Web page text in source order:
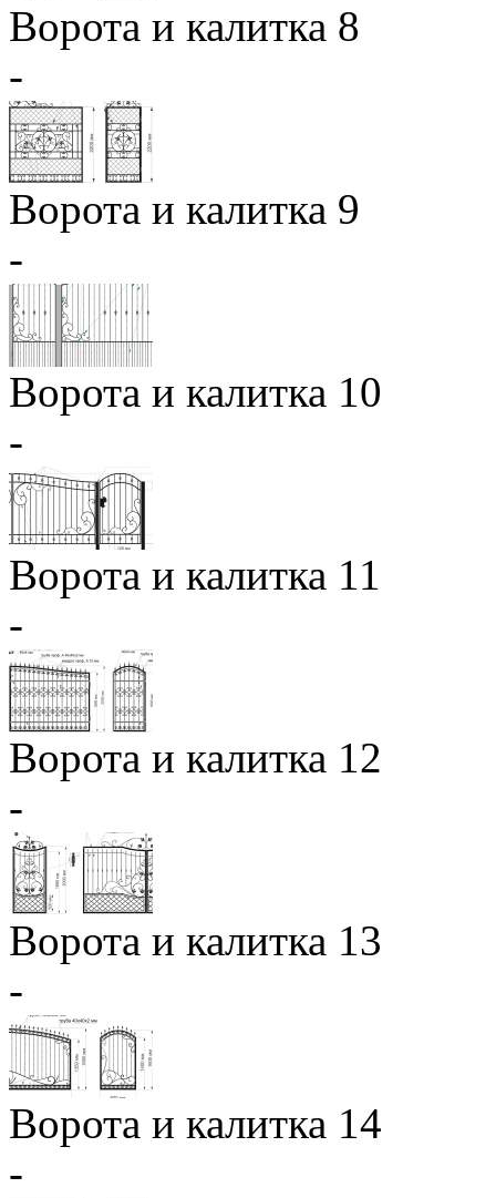
Ворота и калитка 8
-
Ворота и калитка 9
-
Ворота и калитка 10
-
Ворота и калитка 11
-
Ворота и калитка 12
-
Ворота и калитка 13
-
Ворота и калитка 14
-